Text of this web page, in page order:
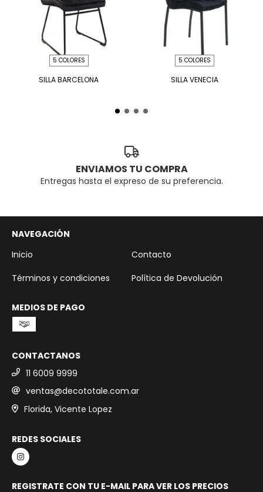
5 COLORES
SILLA BARCELONA
5 COLORES
SILLA VENECIA
ENVIAMOS TU COMPRA
Entregas hasta el expreso de su preferencia.
NAVEGACIÓN
Inicio
Contacto
Términos y condiciones
Política de Devolución
MEDIOS DE PAGO
CONTACTANOS
11 6009 9999
ventas@decototale.com.ar
Florida, Vicente Lopez
REDES SOCIALES
REGISTRATE CON TU E-MAIL PARA VER LOS PRECIOS